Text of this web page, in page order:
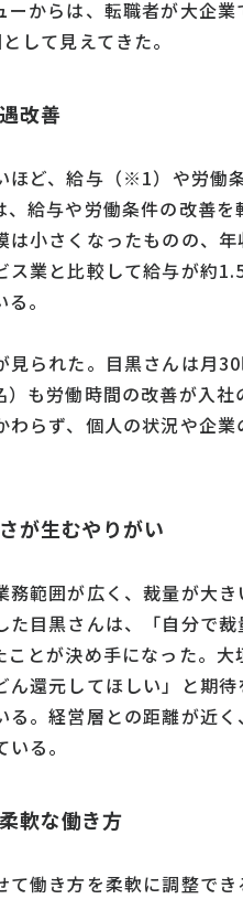
からは、転職者が大企
して見えてきた。
改善
ほど、給与（※1）や労
給与や労働条件の改善
は小さくなったものの、
ス業と比較して給与が約
。
見られた。目黒さんは月
も労働時間の改善が入
らず、個人の状況や企
が生むやりがい
務範囲が広く、裁量が大
た目黒さんは、「自分で
とが決め手になった。
還元してほしい」と期
る。経営層との距離が近
る。
軟な働き方
働き方を柔軟に調整で